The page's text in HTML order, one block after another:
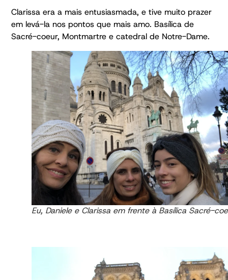
Clarissa era a mais entusiasmada, e tive muito prazer
em levá-la nos pontos que mais amo. Basílica de
Sacré-coeur, Montmartre e catedral de Notre-Dame.
Eu, Daniele e Clarissa em frente à Basílica Sacré-